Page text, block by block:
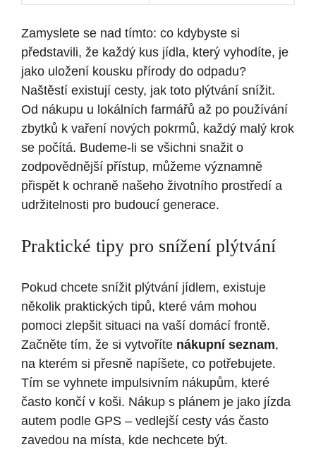
Zamyslete se nad tímto: co kdybyste si
představili, že každý kus jídla, který vyhodíte, je
jako uložení kousku přírody do odpadu?
Naštěstí existují cesty, jak toto plýtvání snížit.
Od nákupu u lokálních farmářů až po používání
zbytků k vaření nových pokrmů, každý malý krok
se počítá. Budeme-li se všichni snažit o
zodpovědnější přístup, můžeme významně
přispět k ochraně našeho životního prostředí a
udržitelnosti pro budoucí generace.
Praktické tipy pro snížení plýtvání
Pokud chcete snížit plýtvání jídlem, existuje
několik praktických tipů, které vám mohou
pomoci zlepšit situaci na vaší domácí frontě.
Začněte tím, že si vytvoříte nákupní seznam,
na kterém si přesně napíšete, co potřebujete.
Tím se vyhnete impulsivním nákupům, které
často končí v koši. Nákup s plánem je jako jízda
autem podle GPS – vedlejší cesty vás často
zavedou na místa, kde nechcete být.